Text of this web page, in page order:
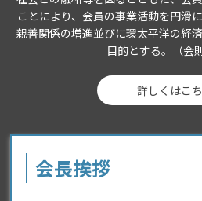
ことにより、会員の事業活動を円滑
親善関係の増進並びに環太平洋の経
目的とする。（会
詳しくはこ
会長挨拶